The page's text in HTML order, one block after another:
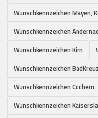
Wunschkennzeichen Mayen,
Wunschkennzeichen
Wunschkennzeichen Kirn
Wunschkennzeichen
Wunschkennzeichen Cochem
Wunschkennzeichen